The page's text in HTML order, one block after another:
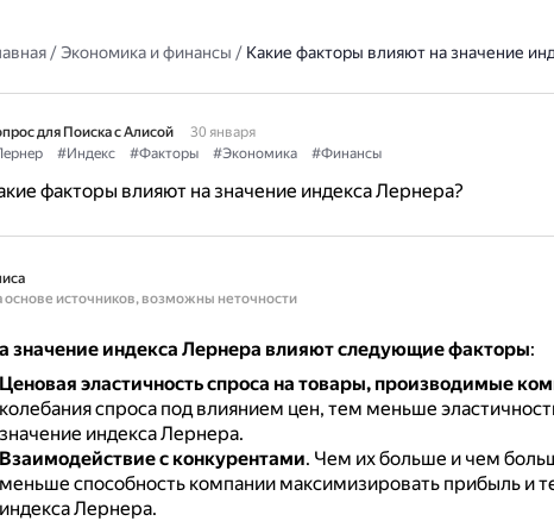
/Экономика и финансы / Какие факторы влияют на значение
для Поиска с Алисой
30 января
#Индекс #Факторы #Экономика #Финансы
факторы влияют на значение индекса Лернера?
основе источников, возможны неточности
значение индекса Лернера влияют следующие факторы:
Ценовая эластичность спроса на товары, производимые
колебания спроса под влиянием цен, тем меньше
значение индекса Лернера.
Взаимодействие с конкурентами. Чем их больше и чем
меньше способность компании максимизировать прибыль и
индекса Лернера.